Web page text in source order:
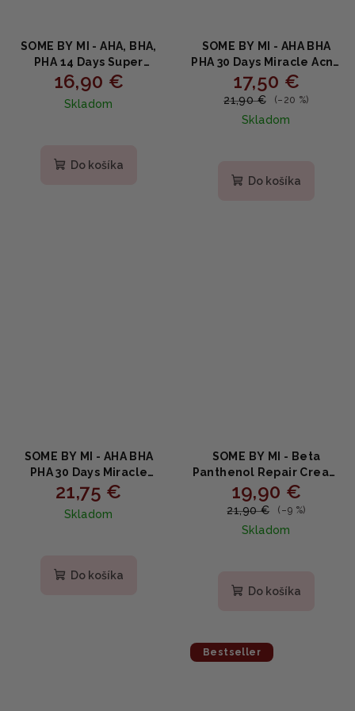
SOME BY MI - AHA, BHA,
PHA 14 Days Super
Miracle Spot All Kill
Cream - 14-dňový krém
na lokálne
16,90 €
Skladom
Do košíka
SOME BY MI - AHA BHA
PHA 30 Days Miracle Acne
Clear Body Cleanser -
Telový sprchový gél proti
akné 400g
17,50 €
21,90 € (–20 %)
Skladom
produktu
Do košíka
SOME BY MI - AHA BHA
PHA 30 Days Miracle
Starter Edition -
Zázračný štartovný set
na pleť 4ks
21,75 €
Skladom
Do košíka
SOME BY MI - Beta
Panthenol Repair Cream
- Regeneračný
panthenolový krém 50ml
19,90 €
21,90 € (–9 %)
Skladom
Do košíka
Bestseller